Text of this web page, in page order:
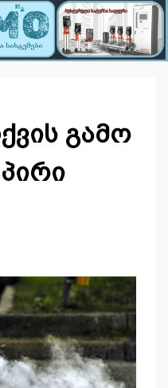
გამო
პირი